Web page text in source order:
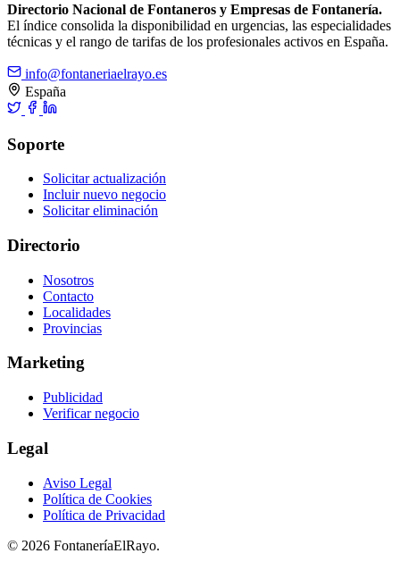
Directorio Nacional de Fontaneros y Empresas de Fontanería.
El índice consolida la disponibilidad en urgencias, las especialidades
técnicas y el rango de tarifas de los profesionales activos en España.
info@fontaneriaelrayo.es
España
Soporte
Solicitar actualización
Incluir nuevo negocio
Solicitar eliminación
Directorio
Nosotros
Contacto
Localidades
Provincias
Marketing
Publicidad
Verificar negocio
Legal
Aviso Legal
Política de Cookies
Política de Privacidad
© 2026 FontaneríaElRayo.